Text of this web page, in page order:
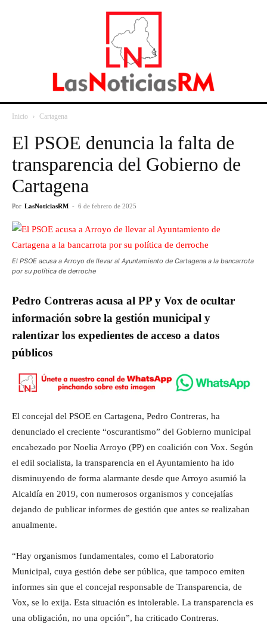
Inicio Cartagena
El PSOE denuncia la falta de
transparencia del Gobierno de
Cartagena
Por LasNoticiasRM - 6 de febrero de 2025
El PSOE acusa a Arroyo de llevar al Ayuntamiento de Cartagena a la bancarrota
por su política de derroche
Pedro Contreras acusa al PP y Vox de ocultar
información sobre la gestión municipal y
ralentizar los expedientes de acceso a datos
públicos
El concejal del PSOE en Cartagena, Pedro Contreras, ha
denunciado el creciente “oscurantismo” del Gobierno municipal
encabezado por Noelia Arroyo (PP) en coalición con Vox. Según
el edil socialista, la transparencia en el Ayuntamiento ha ido
disminuyendo de forma alarmante desde que Arroyo asumió la
Alcaldía en 2019, con numerosos organismos y concejalías
dejando de publicar informes de gestión que antes se realizaban
anualmente.
“Hay organismos fundamentales, como el Laboratorio
Municipal, cuya gestión debe ser pública, que tampoco emiten
informes sin que el concejal responsable de Transparencia, de
Vox, se lo exija. Esta situación es intolerable. La transparencia es
una obligación, no una opción”, ha criticado Contreras.